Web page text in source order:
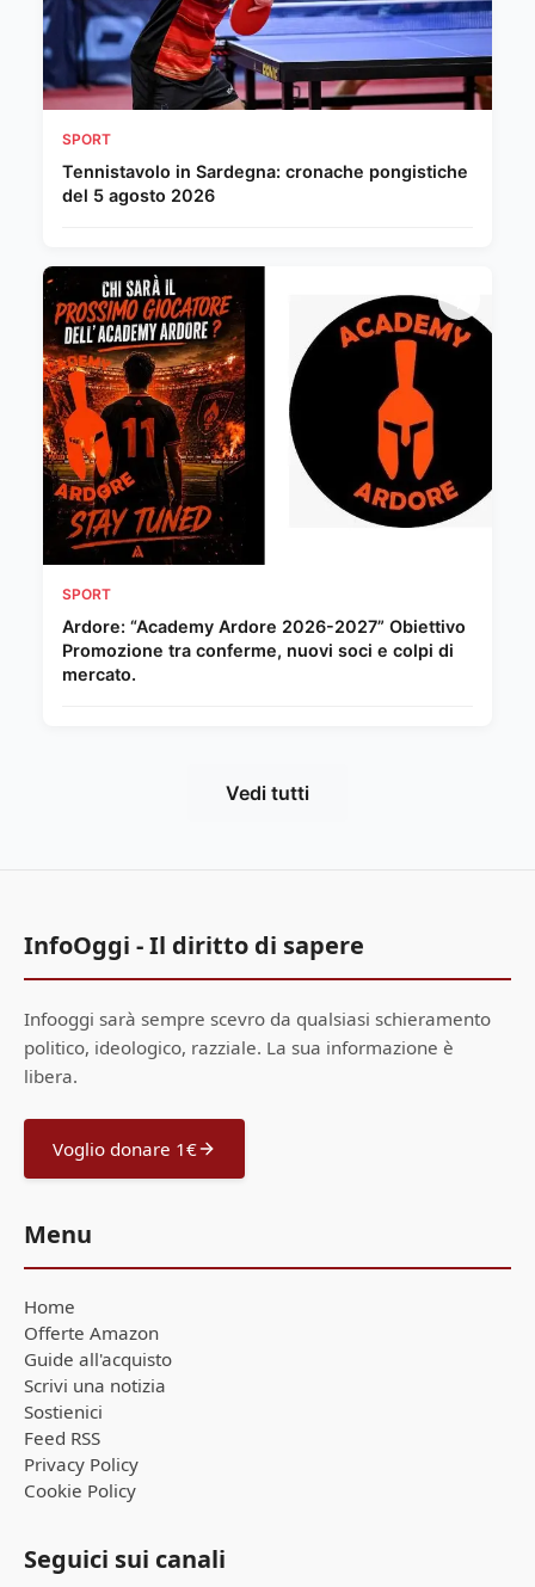
SPORT
Tennistavolo in Sardegna: cronache pongistiche
del 5 agosto 2026
SPORT
Ardore: “Academy Ardore 2026-2027” Obiettivo
Promozione tra conferme, nuovi soci e colpi di
mercato.
Vedi tutti
InfoOggi - Il diritto di sapere
Infooggi sarà sempre scevro da qualsiasi schieramento
politico, ideologico, razziale. La sua informazione è
libera.
Voglio donare 1€
Menu
Home
Offerte Amazon
Guide all'acquisto
Scrivi una notizia
Sostienici
Feed RSS
Privacy Policy
Cookie Policy
Seguici sui canali